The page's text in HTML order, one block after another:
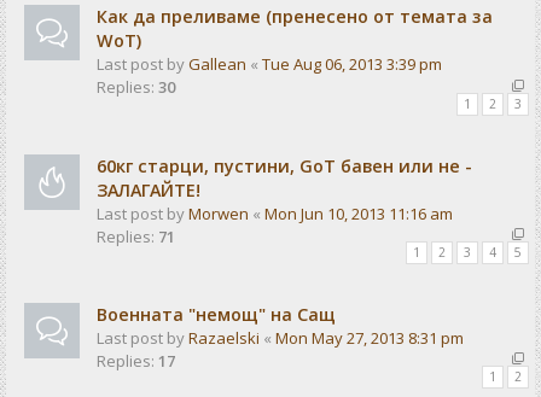
Как да преливаме (пренесено от темата за
WoT)
Last post byGallean « Tue Aug 06, 2013 3:39 pm
Replies: 30
1 2 3
60кг старци, пустини, GoT бавен или не -
ЗАЛАГАЙТЕ!
Last post byMorwen « Mon Jun 10, 2013 11:16 am
Replies: 71
1 2 3 4 5
Военната "немощ" на Сащ
Last post byRazaelski « Mon May 27, 2013 8:31 pm
Replies: 17
1 2